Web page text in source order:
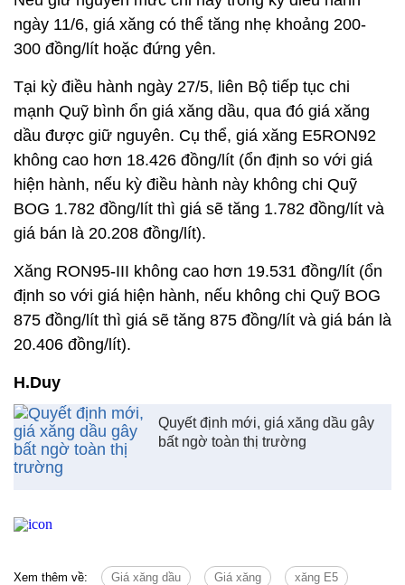
ngày 11/6, giá xăng có thể tăng nhẹ khoảng 200-
300 đồng/lít hoặc đứng yên.
Tại kỳ điều hành ngày 27/5, liên Bộ tiếp tục chi
mạnh Quỹ bình ổn giá xăng dầu, qua đó giá xăng
dầu được giữ nguyên. Cụ thể, giá xăng E5RON92
không cao hơn 18.426 đồng/lít (ổn định so với giá
hiện hành, nếu kỳ điều hành này không chi Quỹ
BOG 1.782 đồng/lít thì giá sẽ tăng 1.782 đồng/lít và
giá bán là 20.208 đồng/lít).
Xăng RON95-III không cao hơn 19.531 đồng/lít (ổn
định so với giá hiện hành, nếu không chi Quỹ BOG
875 đồng/lít thì giá sẽ tăng 875 đồng/lít và giá bán là
20.406 đồng/lít).
H.Duy
Quyết định mới, giá xăng dầu gây
bất ngờ toàn thị trường
Xem thêm về: Giá xăng dầu Giá xăng xăng E5